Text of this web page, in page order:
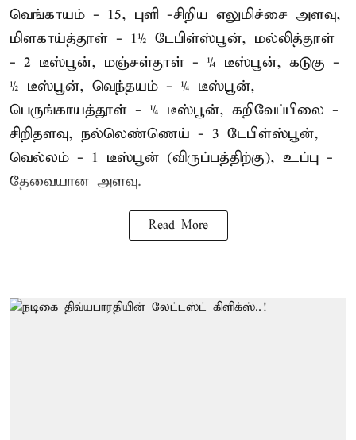
வெங்காயம் - 15, புளி -சிறிய எலுமிச்சை அளவு,
மிளகாய்த்தூள் - 1½ டேபிள்ஸ்பூன், மல்லித்தூள்
- 2 டீஸ்பூன், மஞ்சள்தூள் - ¼ டீஸ்பூன், கடுகு -
½ டீஸ்பூன், வெந்தயம் - ¼ டீஸ்பூன்,
பெருங்காயத்தூள் - ¼ டீஸ்பூன், கறிவேப்பிலை -
சிறிதளவு, நல்லெண்ணெய் - 3 டேபிள்ஸ்பூன்,
வெல்லம் - 1 டீஸ்பூன் (விருப்பத்திற்கு), உப்பு -
தேவையான அளவு.
Read More